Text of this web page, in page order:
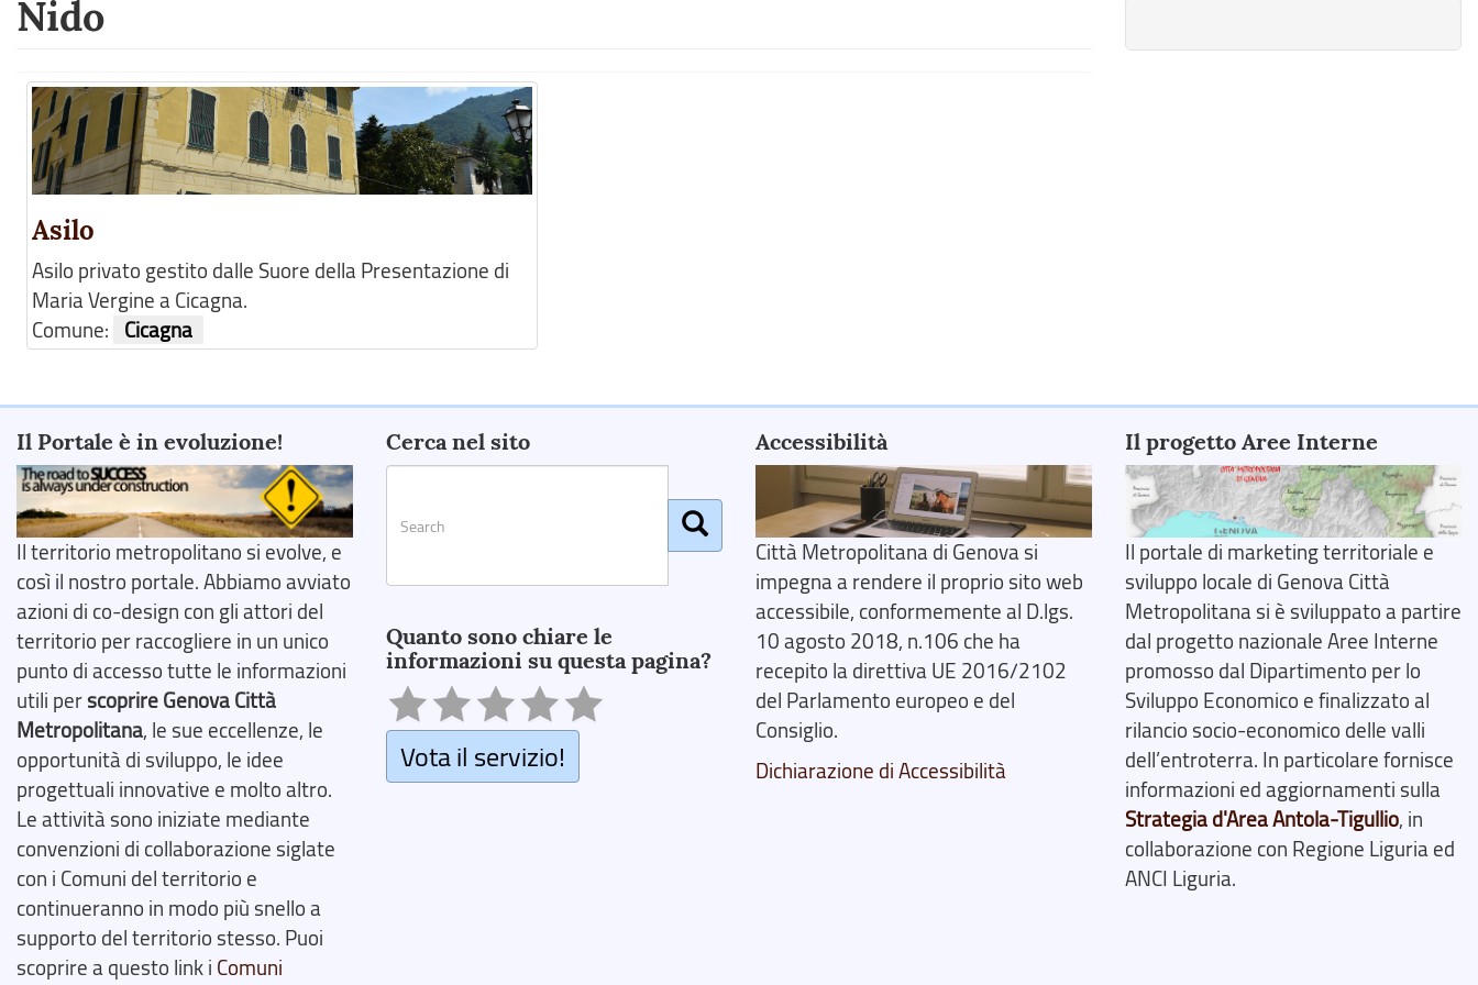
Nido
Asilo
Asilo privato gestito dalle Suore della Presentazione di
Maria Vergine a Cicagna.
Comune:
Cicagna
Il Portale è in evoluzione!
Il territorio metropolitano si evolve, e
così il nostro portale. Abbiamo avviato
azioni di co-design con gli attori del
territorio per raccogliere in un unico
punto di accesso tutte le informazioni
utili perscoprire Genova Città
Metropolitana, le sue eccellenze, le
opportunità di sviluppo, le idee
progettuali innovative e molto altro.
Le attività sono iniziate mediante
convenzioni di collaborazione siglate
con i Comuni del territorio e
continueranno in modo più snello a
supporto del territorio stesso. Puoi
scoprire a questo link i Comuni
Cerca nel sito
Quanto sono chiare le
informazioni su questa pagina?
Vota il servizio!
Accessibilità
Città Metropolitana di Genova si
impegna a rendere il proprio sito web
accessibile, conformemente al D.lgs.
10 agosto 2018, n.106 che ha
recepito la direttiva UE 2016/2102
del Parlamento europeo e del
Consiglio.
Dichiarazione di Accessibilità
Il progetto Aree Interne
Il portale di marketing territoriale e
sviluppo locale di Genova Città
Metropolitana si è sviluppato a partire
dal progetto nazionale Aree Interne
promosso dal Dipartimento per lo
Sviluppo Economico e finalizzato al
rilancio socio-economico delle valli
dell’entroterra. In particolare fornisce
informazioni ed aggiornamenti sulla
Strategia d'Area Antola-Tigullio, in
collaborazione con Regione Liguria ed
ANCI Liguria.